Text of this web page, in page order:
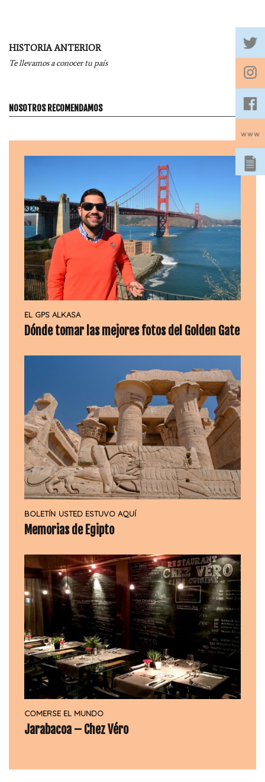
Navegación
por
HISTORIA ANTERIOR
Te llevamos a conocer tu país
NOSOTROS RECOMENDAMOS
EL GPS ALKASA
Dónde tomar las mejores fotos del Golden Gate
BOLETÍN USTED ESTUVO AQUÍ
Memorias de Egipto
COMERSE EL MUNDO
Jarabacoa – Chez Véro